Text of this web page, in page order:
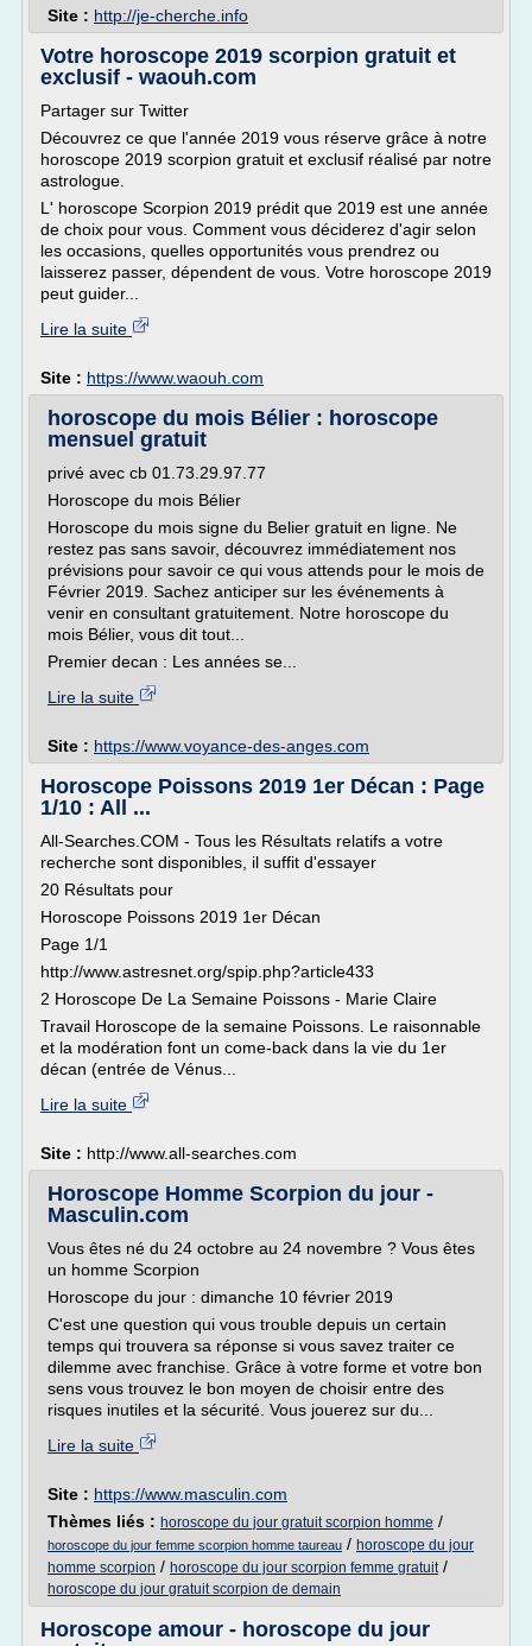
Site : http://je-cherche.info
Votre horoscope 2019 scorpion gratuit et
exclusif - waouh.com
Partager sur Twitter
Découvrez ce que l'année 2019 vous réserve grâce à notre
horoscope 2019 scorpion gratuit et exclusif réalisé par notre
astrologue.
L' horoscope Scorpion 2019 prédit que 2019 est une année
de choix pour vous. Comment vous déciderez d'agir selon
les occasions, quelles opportunités vous prendrez ou
laisserez passer, dépendent de vous. Votre horoscope 2019
peut guider...
Lire la suite
Site : https://www.waouh.com
horoscope du mois Bélier : horoscope
mensuel gratuit
privé avec cb 01.73.29.97.77
Horoscope du mois Bélier
Horoscope du mois signe du Belier gratuit en ligne. Ne
restez pas sans savoir, découvrez immédiatement nos
prévisions pour savoir ce qui vous attends pour le mois de
Février 2019. Sachez anticiper sur les événements à
venir en consultant gratuitement. Notre horoscope du
mois Bélier, vous dit tout...
Premier decan : Les années se...
Lire la suite
Site : https://www.voyance-des-anges.com
Horoscope Poissons 2019 1er Décan : Page
1/10 : All ...
All-Searches.COM - Tous les Résultats relatifs a votre
recherche sont disponibles, il suffit d'essayer
20 Résultats pour
Horoscope Poissons 2019 1er Décan
Page 1/1
http://www.astresnet.org/spip.php?article433
2 Horoscope De La Semaine Poissons - Marie Claire
Travail Horoscope de la semaine Poissons. Le raisonnable
et la modération font un come-back dans la vie du 1er
décan (entrée de Vénus...
Lire la suite
Site : http://www.all-searches.com
Horoscope Homme Scorpion du jour -
Masculin.com
Vous êtes né du 24 octobre au 24 novembre ? Vous êtes
un homme Scorpion
Horoscope du jour : dimanche 10 février 2019
C'est une question qui vous trouble depuis un certain
temps qui trouvera sa réponse si vous savez traiter ce
dilemme avec franchise. Grâce à votre forme et votre bon
sens vous trouvez le bon moyen de choisir entre des
risques inutiles et la sécurité. Vous jouerez sur du...
Lire la suite
Site : https://www.masculin.com
Thèmes liés : horoscope du jour gratuit scorpion homme /
horoscope du jour femme scorpion homme taureau / horoscope du jour
homme scorpion / horoscope du jour scorpion femme gratuit/
horoscope du jour gratuit scorpion de demain
Horoscope amour - horoscope du jour